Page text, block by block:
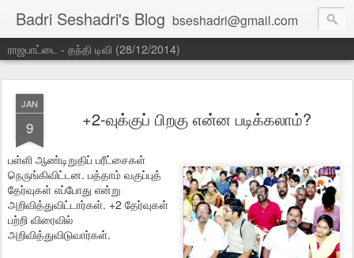
Badri Seshadri's Blog bseshadri@gmail.com
ராஜபாட்டை - தந்தி டிவி (28/12/2014)
JAN
9 +2-வுக்குப் பிறகு என்ன படிக்கலாம்?
பள்ளி ஆண்டிறுதிப் பரீட்சைகள்
நெருங்கிவிட்டன. பத்தாம் வகுப்புத்
தேர்வுகள் எப்போது என்று
அறிவித்துவிட்டார்கள். +2 தேர்வுகள்
பற்றி விரைவில்
அறிவித்துவிடுவார்கள்.